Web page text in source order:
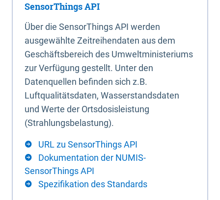
SensorThings API
Über die SensorThings API werden
ausgewählte Zeitreihendaten aus dem
Geschäftsbereich des Umweltministeriums
zur Verfügung gestellt. Unter den
Datenquellen befinden sich z.B.
Luftqualitätsdaten, Wasserstandsdaten
und Werte der Ortsdosisleistung
(Strahlungsbelastung).
URL zu SensorThings API
Dokumentation der NUMIS-
SensorThings API
Spezifikation des Standards